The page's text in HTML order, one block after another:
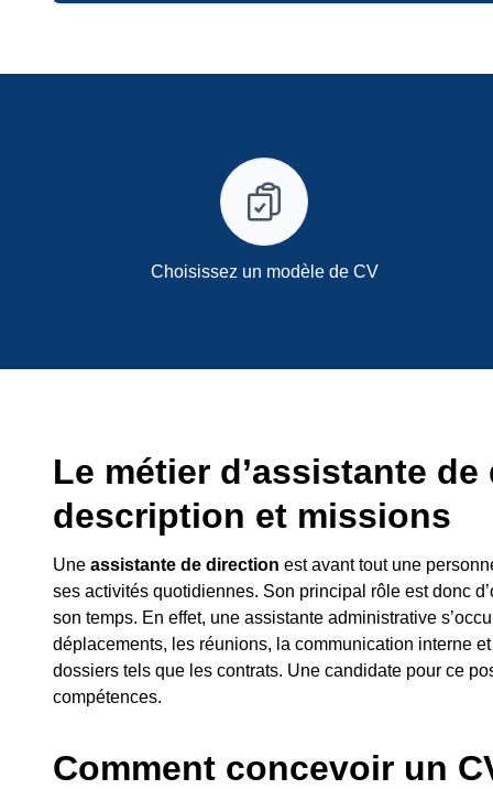
Choisissez un modèle de CV
Le métier d’assistante
description et missions
Une assistante de direction est avant tout une
ses activités quotidiennes. Son principal rôle est donc
son temps. En effet, une assistante administrative
déplacements, les réunions, la communication interne
dossiers tels que les contrats. Une candidate pour ce
compétences.
Comment concevoir un